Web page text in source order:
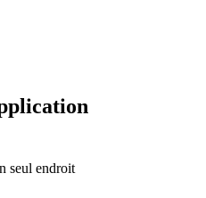
seul endroit